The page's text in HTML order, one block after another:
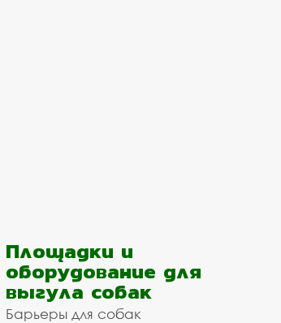
Площадки и
оборудование для
выгула собак
Барьеры для собак